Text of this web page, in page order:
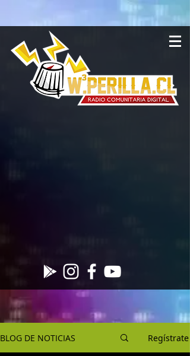
BLOG DE NOTICIAS Regístrate